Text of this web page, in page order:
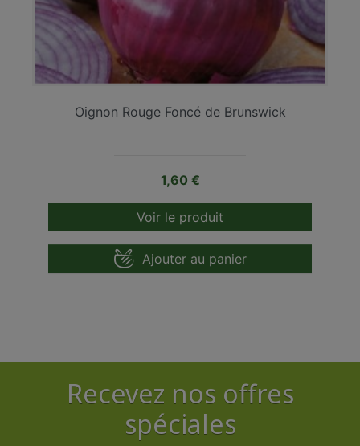
Oignon Rouge Foncé de Brunswick
Prix
1,60 €
Voir le produit
Ajouter au panier
Recevez nos offres
spéciales